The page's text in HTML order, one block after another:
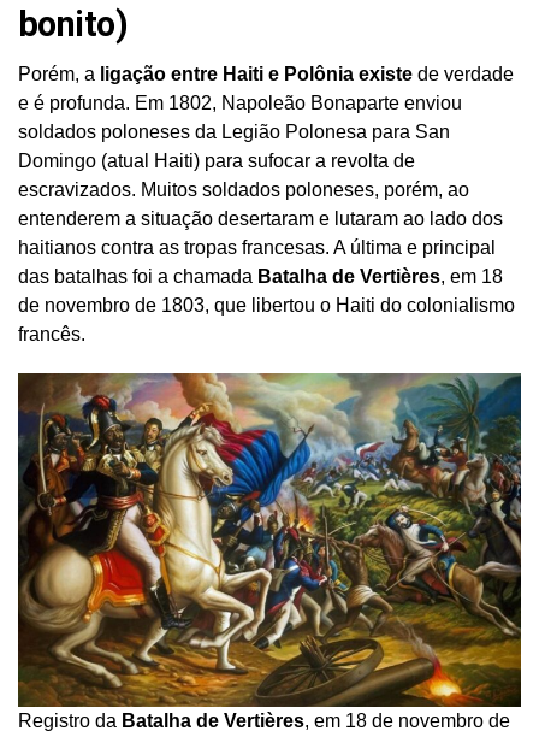
bonito)
Porém, a ligação entre Haiti e Polônia existe de verdade
e é profunda. Em 1802, Napoleão Bonaparte enviou
soldados poloneses da Legião Polonesa para San
Domingo (atual Haiti) para sufocar a revolta de
escravizados. Muitos soldados poloneses, porém, ao
entenderem a situação desertaram e lutaram ao lado dos
haitianos contra as tropas francesas. A última e principal
das batalhas foi a chamada Batalha de Vertières, em 18
de novembro de 1803, que libertou o Haiti do colonialismo
francês.
Registro da Batalha de Vertières, em 18 de novembro de